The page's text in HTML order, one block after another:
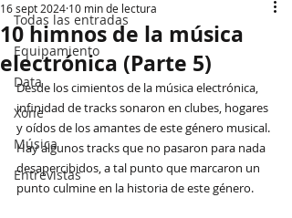
Todas las entradas
Equipamiento
Data
Xone
Música
Entrevistas
10 himnos de la música
electrónica (Parte 5)
16 sept 2024 10 min de lectura
Desde los cimientos de la música electrónica,
infinidad de tracks sonaron en clubes, hogares
y oídos de los amantes de este género musical.
Hay algunos tracks que no pasaron para nada
desapercibidos, a tal punto que marcaron un
punto culmine en la historia de este género.